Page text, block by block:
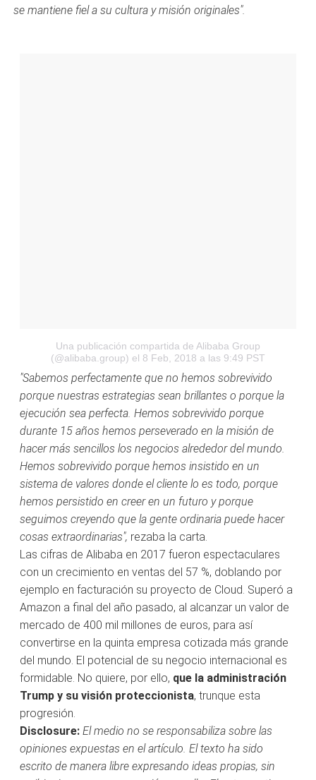
se mantiene fiel a su cultura y misión originales".
Una publicación compartida de Alibaba Group
(@alibaba.group) el 8 Feb, 2018 a las 9:49 PST
"Sabemos perfectamente que no hemos sobrevivido
porque nuestras estrategias sean brillantes o porque la
ejecución sea perfecta. Hemos sobrevivido porque
durante 15 años hemos perseverado en la misión de
hacer más sencillos los negocios alrededor del mundo.
Hemos sobrevivido porque hemos insistido en un
sistema de valores donde el cliente lo es todo, porque
hemos persistido en creer en un futuro y porque
seguimos creyendo que la gente ordinaria puede hacer
cosas extraordinarias", rezaba la carta.
Las cifras de Alibaba en 2017 fueron espectaculares
con un crecimiento en ventas del 57 %, doblando por
ejemplo en facturación su proyecto de Cloud. Superó a
Amazon a final del año pasado, al alcanzar un valor de
mercado de 400 mil millones de euros, para así
convertirse en la quinta empresa cotizada más grande
del mundo. El potencial de su negocio internacional es
formidable. No quiere, por ello, que la administración
Trump y su visión proteccionista, trunque esta
progresión.
Disclosure: El medio no se responsabiliza sobre las
opiniones expuestas en el artículo. El texto ha sido
escrito de manera libre expresando ideas propias, sin